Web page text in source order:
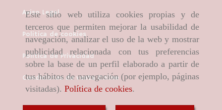
Este sitio web utiliza cookies propias y de
terceros que permiten mejorar la usabilidad de
navegación, analizar el uso de la web y mostrar
publicidad relacionada con tus preferencias
sobre la base de un perfil elaborado a partir de
tus hábitos de navegación (por ejemplo, páginas
visitadas). Política de cookies.
Aviso Legal
Política de cookies
Política de Privacidad
Condiciones de venta Online